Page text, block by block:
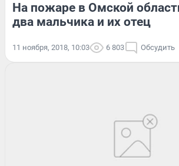
На пожаре в Омской
два мальчика и их отец
11 ноября, 2018, 10:03 6 803 Обсудить